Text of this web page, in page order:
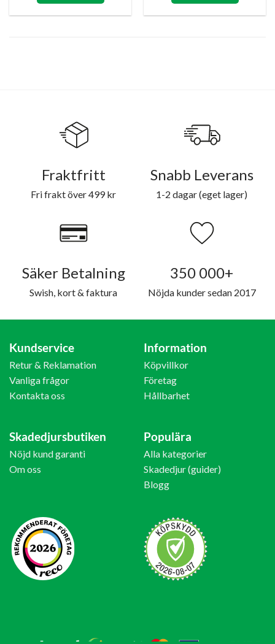
Fraktfritt
Fri frakt över 499 kr
Snabb Leverans
1-2 dagar (eget lager)
Säker Betalning
Swish, kort & faktura
350 000+
Nöjda kunder sedan 2017
Kundservice
Retur & Reklamation
Vanliga frågor
Kontakta oss
Information
Köpvillkor
Företag
Hållbarhet
Skadedjursbutiken
Nöjd kund garanti
Om oss
Populära
Alla kategorier
Skadedjur (guider)
Blogg